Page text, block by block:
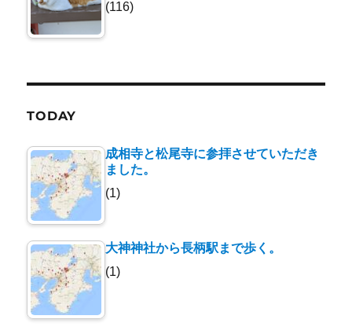
(116)
TODAY
成相寺と松尾寺に参拝させていただき
ました。
(1)
大神神社から長柄駅まで歩く。
(1)